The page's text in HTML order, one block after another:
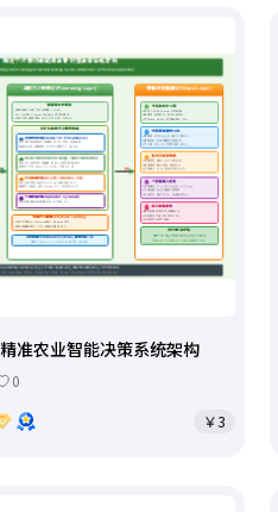
准农业智能决策系统架构
0
￥3